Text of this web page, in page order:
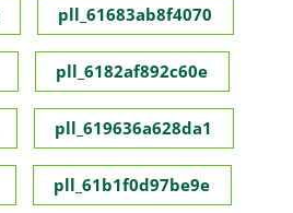
pll_61683ab8f4070
pll_6182af892c60e
pll_619636a628da1
pll_61b1f0d97be9e